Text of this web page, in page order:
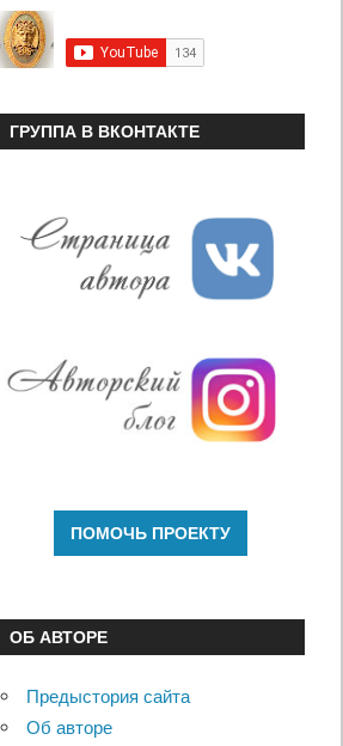
ГРУППА В ВКОНТАКТЕ
ОБ АВТОРЕ
Предыстория сайта
Об авторе